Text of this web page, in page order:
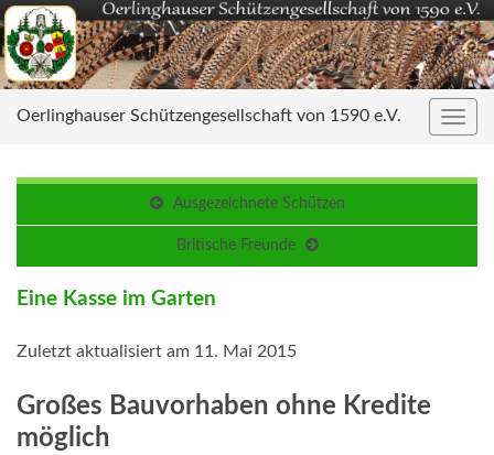
Oerlinghauser Schützengesellschaft von 1590 e.V.
Ausgezeichnete Schützen
Britische Freunde
Eine Kasse im Garten
Zuletzt aktualisiert am 11. Mai 2015
Großes Bauvorhaben ohne Kredite
möglich